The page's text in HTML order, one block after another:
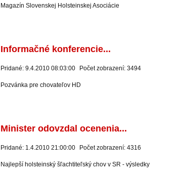
Magazín Slovenskej Holsteinskej Asociácie
Informačné konferencie...
Pridané: 9.4.2010 08:03:00 Počet zobrazení: 3494
Pozvánka pre chovateľov HD
Minister odovzdal ocenenia...
Pridané: 1.4.2010 21:00:00 Počet zobrazení: 4316
Najlepší holsteinský šľachtiteľský chov v SR - výsledky